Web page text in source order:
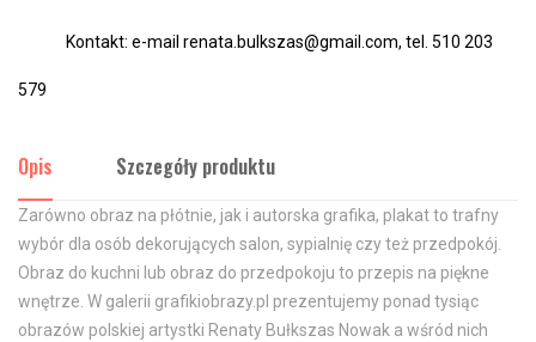
Kontakt: e-mail renata.bulkszas@gmail.com, tel. 510 203
579
Opis Szczegóły produktu
Zarówno obraz na płótnie, jak i autorska grafika, plakat to trafny
wybór dla osób dekorujących salon, sypialnię czy też przedpokój.
Obraz do kuchni lub obraz do przedpokoju to przepis na piękne
wnętrze. W galerii grafikiobrazy.pl prezentujemy ponad tysiąc
obrazów polskiej artystki Renaty Bułkszas Nowak a wśród nich